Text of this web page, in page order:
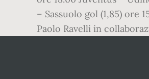
– Sassuolo gol (1,85) ore
Paolo Ravelli in